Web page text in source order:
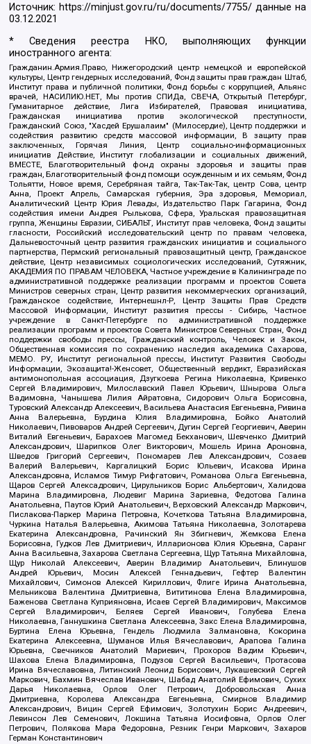
Источник: https://minjust.gov.ru/ru/documents/7755/ данные на
03.12.2021
* Сведения реестра НКО, выполняющих функции
иностранного агента:
Гражданин.Армия.Право, Нижегородский центр немецкой и европейской
культуры, Центр гендерных исследований, Фонд защиты прав граждан Штаб,
Институт права и публичной политики, Фонд борьбы с коррупцией, Альянс
врачей, НАСИЛИЮ.НЕТ, Мы против СПИДа, СВЕЧА, Открытый Петербург,
Гуманитарное действие, Лига Избирателей, Правовая инициатива,
Гражданская инициатива против экологической преступности,
Гражданский Союз, "Хасдей Ерушалаим" (Милосердие), Центр поддержки и
содействия развитию средств массовой информации, В защиту прав
заключенных, Горячая Линия, Центр социально-информационных
инициатив Действие, Институт глобализации и социальных движений,
ВМЕСТЕ, Благотворительный фонд охраны здоровья и защиты прав
граждан, Благотворительный фонд помощи осужденным и их семьям, Фонд
Тольятти, Новое время, Серебряная тайга, Так-Так-Так, центр Сова, центр
Анна, Проект Апрель, Самарская губерния, Эра здоровья, Мемориал,
Аналитический Центр Юрия Левады, Издательство Парк Гагарина, Фонд
содействия имени Андрея Рылькова, Сфера, Уральская правозащитная
группа, Женщины Евразии, СИБАЛЬТ, Институт прав человека, Фонд защиты
гласности, Российский исследовательский центр по правам человека,
Дальневосточный центр развития гражданских инициатив и социального
партнерства, Пермский региональный правозащитный центр, Гражданское
действие, Центр независимых социологических исследований, Сутяжник,
АКАДЕМИЯ ПО ПРАВАМ ЧЕЛОВЕКА, Частное учреждение в Калининграде по
административной поддержке реализации программ и проектов Совета
Министров северных стран, Центр развития некоммерческих организаций,
Гражданское содействие, Интернешнл-Р, Центр Защиты Прав Средств
Массовой Информации, Институт развития прессы - Сибирь, Частное
учреждение в Санкт-Петербурге по административной поддержке
реализации программ и проектов Совета Министров Северных Стран, Фонд
поддержки свободы прессы, Гражданский контроль, Человек и Закон,
Общественная комиссия по сохранению наследия академика Сахарова,
МЕМО. РУ, Институт региональной прессы, Институт Развития Свободы
Информации, Экозащита!-Женсовет, Общественный вердикт, Евразийская
антимонопольная ассоциация, Дзугкоева Регина Николаевна, Кривенко
Сергей Владимирович, Милославский Павел Юрьевич, Шнырова Ольга
Вадимовна, Чанышева Лилия Айратовна, Сидорович Ольга Борисовна,
Туровский Александр Алексеевич, Васильева Анастасия Евгеньевна, Ривина
Анна Валерьевна, Бурдина Юлия Владимировна, Бойко Анатолий
Николаевич, Пивоваров Андрей Сергеевич, Дугин Сергей Георгиевич, Аверин
Виталий Евгеньевич, Барахоев Магомед Бекханович, Шевченко Дмитрий
Александрович, Шарипков Олег Викторович, Мошель Ирина Ароновна,
Шведов Григорий Сергеевич, Пономарев Лев Александрович, Созаев
Валерий Валерьевич, Каргалицкий Борис Юльевич, Исакова Ирина
Александровна, Исламов Тимур Рифгатович, Романова Ольга Евгеньевна,
Щаров Сергей Алексадрович, Цирульников Борис Альбертович, Халидова
Марина Владимировна, Людевиг Марина Зариевна, Федотова Галина
Анатольевна, Паутов Юрий Анатольевич, Верховский Александр Маркович,
Пислакова-Паркер Марина Петровна, Кочеткова Татьяна Владимировна,
Чуркина Наталья Валерьевна, Акимова Татьяна Николаевна, Золотарева
Екатерина Александровна, Рачинский Ян Збигневич, Жемкова Елена
Борисовна, Гудков Лев Дмитриевич, Илларионова Юлия Юрьевна, Саранг
Анна Васильевна, Захарова Светлана Сергеевна, Щур Татьяна Михайловна,
Щур Николай Алексеевич, Аверин Владимир Анатольевич, Блинушов
Андрей Юрьевич, Мосин Алексей Геннадьевич, Гефтер Валентин
Михайлович, Симонов Алексей Кириллович, Флиге Ирина Анатольевна,
Мельникова Валентина Дмитриевна, Вититинова Елена Владимировна,
Баженова Светлана Куприяновна, Исаев Сергей Владимирович, Максимов
Сергей Владимирович, Беляев Сергей Иванович, Голубева Елена
Николаевна, Ганнушкина Светлана Алексеевна, Закс Елена Владимировна,
Буртина Елена Юрьевна, Гендель Людмила Залмановна, Кокорина
Екатерина Алексеевна, Шуманов Илья Вячеславович, Арапова Галина
Юрьевна, Свечников Анатолий Мариевич, Прохоров Вадим Юрьевич,
Шахова Елена Владимировна, Подузов Сергей Васильевич, Протасова
Ирина Вячеславовна, Литинский Леонид Борисович, Лукашевский Сергей
Маркович, Бахмин Вячеслав Иванович, Шабад Анатолий Ефимович, Сухих
Дарья Николаевна, Орлов Олег Петрович, Добровольская Анна
Дмитриевна, Королева Александра Евгеньевна, Смирнов Владимир
Александрович, Вицин Сергей Ефимович, Золотухин Борис Андреевич,
Левинсон Лев Семенович, Локшина Татьяна Иосифовна, Орлов Олег
Петрович, Полякова Мара Федоровна, Резник Генри Маркович, Захаров
Герман Константинович